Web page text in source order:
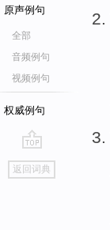
原声例句
全部
音频例句
视频例句
权威例句
go
top
返回词典